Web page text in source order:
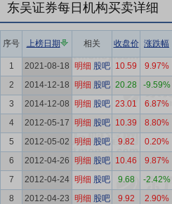
东吴证券每日机构买卖详细
序号 上榜日期 相关 收盘价 涨跌幅
1
2021-08-18 明细 股吧 10.59 9.97%
2
2014-12-18 明细 股吧 20.28 -9.59%
3
2014-12-08 明细 股吧 23.01 6.87%
4
2012-05-17 明细 股吧 10.39 8.80%
5
2012-05-02 明细 股吧 9.82 0.20%
6
2012-04-26 明细 股吧 10.46 9.87%
7
2012-04-24 明细 股吧 9.68 -2.42%
8
2012-04-23 明细 股吧 9.92 2.90%